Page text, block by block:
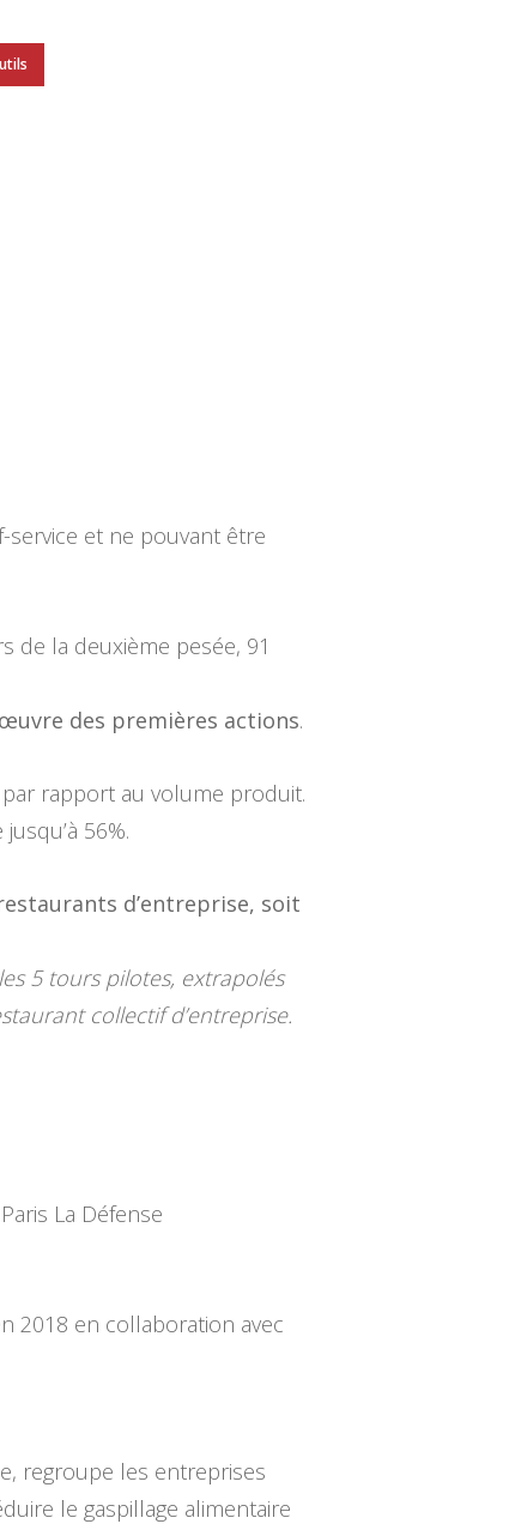
et ne pouvant être
de la deuxième pesée, 91
des premières actions.
rapport au volume produit.
56%.
d’entreprise, soit
5 tours pilotes, extrapolés
collectif d’entreprise.
La Défense
2018 en collaboration avec
regroupe les entreprises
le gaspillage alimentaire